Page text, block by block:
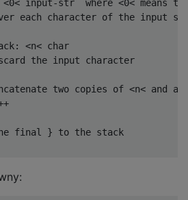
<0< input-str  where <0<
each character of the input
<n< char
the input character
two copies of <n< and a
final } to the stack